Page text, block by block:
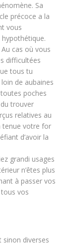
Sa
précoce a la
vous
cas où vous
difficultées
tous tu
de aubaines
poches
trouver
relatives au
tenue votre for
d’avoir la
grandi usages
n’êtes plus
à passer vos
vos
diverses